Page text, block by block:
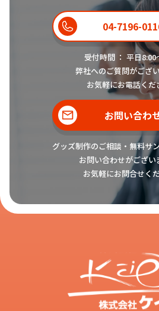
04-7196-
受付時間 ： 平日8:00
弊社へのご質問がござ
お気軽にお電話くだ
お問い合わ
グッズ制作のご相談・無料サ
お問い合わせがござい
お気軽にお問合せくだ